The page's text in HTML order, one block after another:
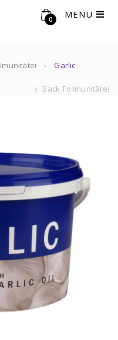
MENU
0
Imunitātei Garlic
Back To Imunitātei